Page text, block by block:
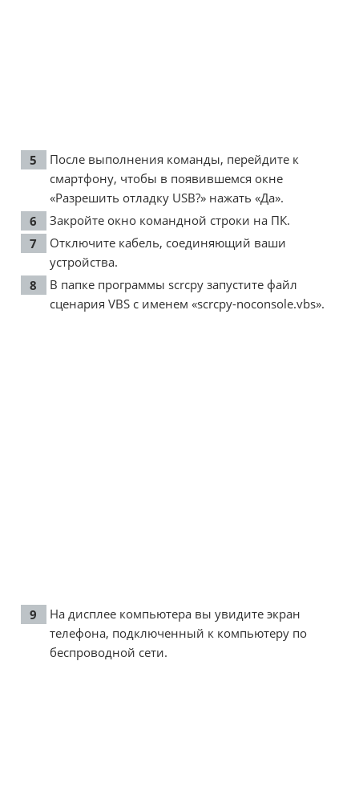
После выполнения команды, перейдите к
смартфону, чтобы в появившемся окне
«Разрешить отладку USB?» нажать «Да».
Закройте окно командной строки на ПК.
Отключите кабель, соединяющий ваши
устройства.
В папке программы scrcpy запустите файл
сценария VBS с именем «scrcpy-noconsole.vbs».
На дисплее компьютера вы увидите экран
телефона, подключенный к компьютеру по
беспроводной сети.